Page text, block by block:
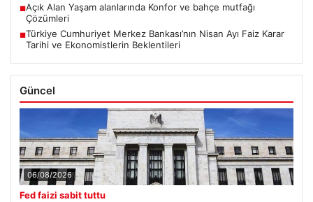
■Açık Alan Yaşam alanlarında Konfor ve bahçe mutfağı
Çözümleri
■Türkiye Cumhuriyet Merkez Bankası’nın Nisan Ayı Faiz Karar
Tarihi ve Ekonomistlerin Beklentileri
Güncel
06/08/2026
Fed faizi sabit tuttu